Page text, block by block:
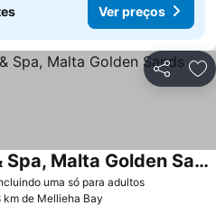
Ver preços
Partilhar
uma só para adultos
Radisson Blu Resort & Spa, Malta Golden Sands
km de Mellieha Bay